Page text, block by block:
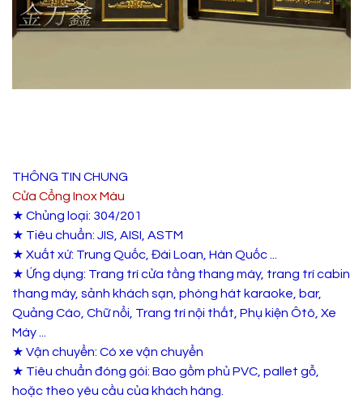
THÔNG TIN CHUNG
Cửa Cổng Inox Màu
★ Chủng loại: 304/201
★ Tiêu chuẩn: JIS, AISI, ASTM
★ Xuất xứ: Trung Quốc, Đài Loan, Hàn Quốc ...
★ Ứng dụng: Trang trí cửa tầng thang máy, trang trí cabin
thang máy, sảnh khách sạn, phòng hát karaoke, bar,
Quảng Cáo, Chữ nổi, Trang trí nội thất, Phụ kiện Ôtô, Xe
Máy ...
★ Vận chuyển: Có xe vận chuyển
★ Tiêu chuẩn đóng gói: Bao gồm phủ PVC, pallet gỗ,
hoặc theo yêu cầu của khách hàng.